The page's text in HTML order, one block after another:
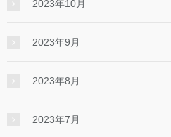
2023年10月
2023年9月
2023年8月
2023年7月